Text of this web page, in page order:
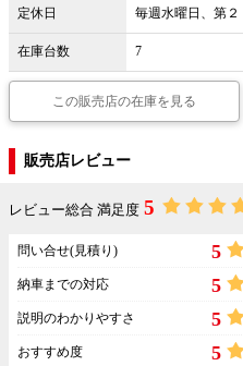
定休日 毎週水曜日、第２
在庫台数 7
この販売店の在庫を見る
販売店レビュー
レビュー総合 満足度 5
問い合せ(見積り) 5
納車までの対応 5
説明のわかりやすさ 5
おすすめ度 5